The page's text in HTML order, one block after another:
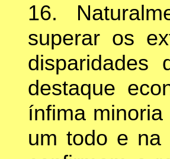
16.
superar os
destaque
ínfima
um todo e na